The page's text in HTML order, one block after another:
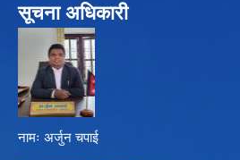
सूचना अधिकारी
नामः अर्जुन चपाई